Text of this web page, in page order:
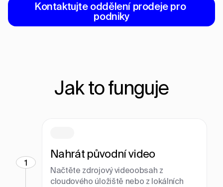
Kontaktujte oddělení prodeje pro
podniky
Jak to funguje
1
Nahrát původní video
Načtěte zdrojový videoobsah z
cloudového úložiště nebo z lokálních